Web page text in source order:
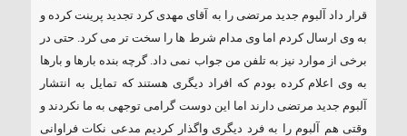
قرار داد آلبوم جدید مرتضی را به آقای مهدی کرد تجدید پرینت کرده و
به وی ارسال کردم اما وی مدام شرط ها را سخت تر می کرد. حتی در
برخی از موارد نیز به تلفن من جواب نمی داد. گرچه بنده بارها و بارها
به وی اعلام کرده بودم که افراد دیگری هستند که تمایل به انتشار
آلبوم جدید مرتضی دارند اما این دوست گرامی توجهی به ما نکردند و
وقتی هم آلبوم را به فرد دیگری واگذار کردیم مدعی نکات فراوانی